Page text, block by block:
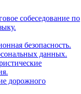
собеседование по
безопасность.
данных.
дорожного